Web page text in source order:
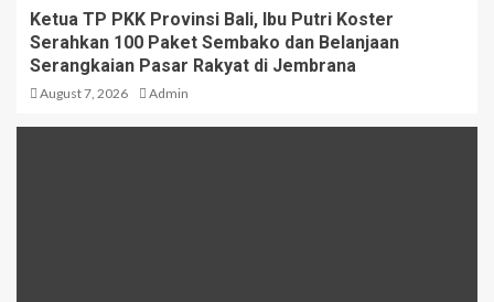
Ketua TP PKK Provinsi Bali, Ibu Putri Koster
Serahkan 100 Paket Sembako dan Belanjaan
Serangkaian Pasar Rakyat di Jembrana
August 7, 2026 Admin